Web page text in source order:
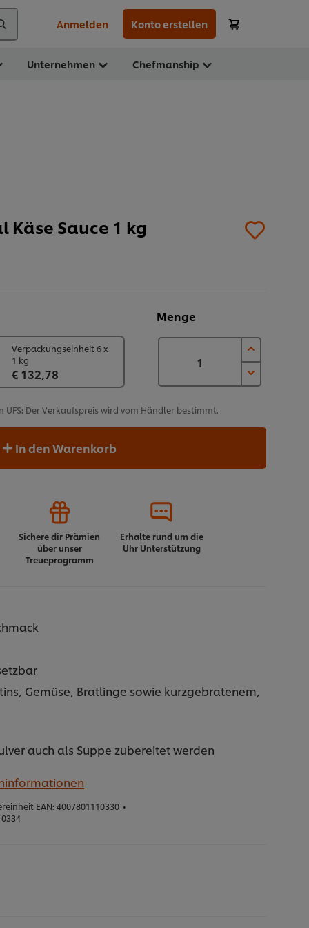
Anmelden Konto erstellen
Unternehmen Chefmanship
Käse Sauce 1 kg
Menge
Verpackungseinheit 6 x
1 kg
€ 132,78
Der Verkaufspreis wird vom Händler bestimmt.
In den Warenkorb
Sichere dir Prämien
über unser
Treueprogramm
Erhalte rund um die
Uhr Unterstützung
Gemüse, Bratlinge sowie kurzgebratenem,
auch als Suppe zubereitet werden
EAN: 4007801110330 •